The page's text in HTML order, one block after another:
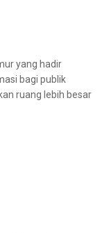
yang hadir
bagi publik
ruang lebih besar